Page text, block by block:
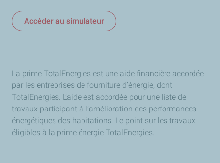
Accéder au simulateur
La prime TotalEnergies est une aide financière accordée
par les entreprises de fourniture d’énergie, dont
TotalEnergies. L’aide est accordée pour une liste de
travaux participant à l’amélioration des performances
énergétiques des habitations. Le point sur les travaux
éligibles à la prime énergie TotalEnergies.